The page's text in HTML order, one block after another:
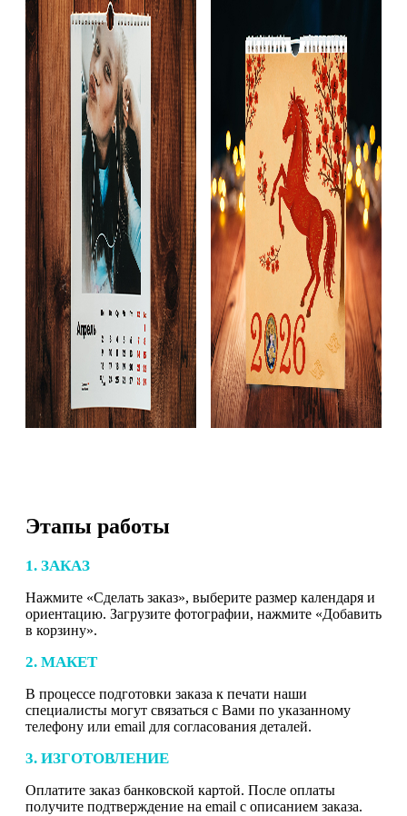
Этапы работы
1. ЗАКАЗ
Нажмите «Сделать заказ», выберите размер календаря и
ориентацию. Загрузите фотографии, нажмите «Добавить
в корзину».
2. МАКЕТ
В процессе подготовки заказа к печати наши
специалисты могут связаться с Вами по указанному
телефону или email для согласования деталей.
3. ИЗГОТОВЛЕНИЕ
Оплатите заказ банковской картой. После оплаты
получите подтверждение на email с описанием заказа.